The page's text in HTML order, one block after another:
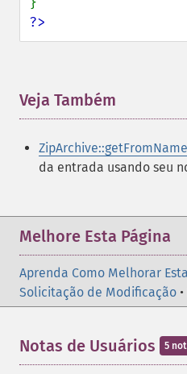
?>
Veja Também
da entrada usando seu
Melhore Esta Página
Aprenda Como Melhorar
Solicitação de Modificação •
Notas de Usuários 5